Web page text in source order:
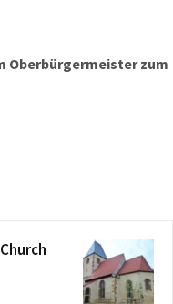
Oberbürgermeister zum